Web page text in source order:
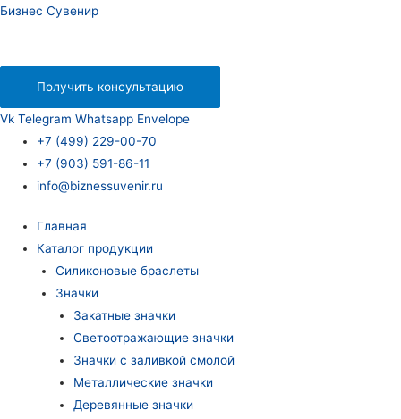
Бизнес Сувенир
Получить консультацию
Vk Telegram Whatsapp Envelope
+7 (499) 229-00-70
+7 (903) 591-86-11
info@biznessuvenir.ru
Главная
Каталог продукции
Силиконовые браслеты
Значки
Закатные значки
Светоотражающие значки
Значки с заливкой смолой
Металлические значки
Деревянные значки